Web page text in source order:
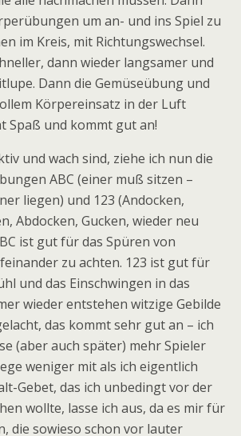
um an- und ins Spiel zu
im Kreis, mit Richtungswechsel.
dann wieder langsamer und
Dann die Gemüseübung und
Körpereinsatz in der Luft
Spaß und kommt gut an!
und wach sind, ziehe ich nun die
ABC (einer muß sitzen –
liegen) und 123 (Andocken,
Abdocken, Gucken, wieder neu
ist gut für das Spüren von
zu achten. 123 ist gut für
und das Einschwingen in das
wieder entstehen witzige Gebilde
das kommt sehr gut an – ich
(aber auch später) mehr Spieler
weniger mit als ich eigentlich
Gebet, das ich unbedingt vor der
wollte, lasse ich aus, da es mir für
die sowieso schon vor lauter